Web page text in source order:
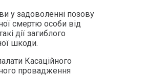
у задоволенні позову
смертю особи від
дії загиблого
шкоди.
Касаційного
провадження